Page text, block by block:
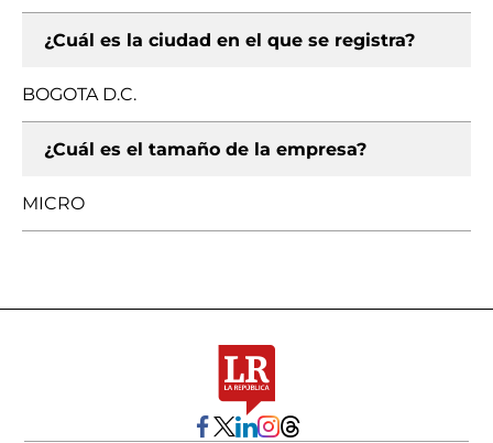
¿Cuál es la ciudad en el que se registra?
BOGOTA D.C.
¿Cuál es el tamaño de la empresa?
MICRO